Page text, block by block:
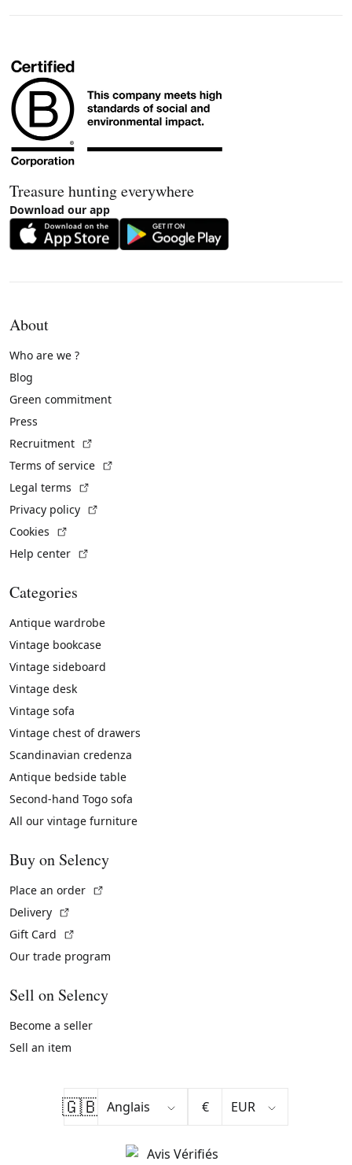
Treasure hunting everywhere
Download our app
About
Who are we ?
Blog
Green commitment
Press
Recruitment
Terms of service
Legal terms
Privacy policy
Cookies
Help center
Categories
Antique wardrobe
Vintage bookcase
Vintage sideboard
Vintage desk
Vintage sofa
Vintage chest of drawers
Scandinavian credenza
Antique bedside table
Second-hand Togo sofa
All our vintage furniture
Buy on Selency
Place an order
Delivery
Gift Card
Our trade program
Sell on Selency
Become a seller
Sell an item
🇬🇧 €